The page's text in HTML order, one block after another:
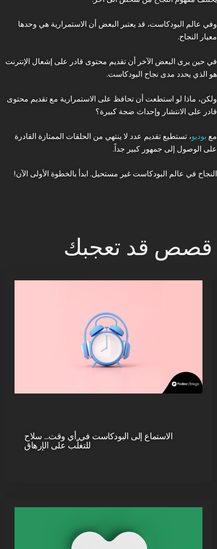
وفي عالم البودكاست، قد يعتبر البعض أن الاستمرارية هي وحدها
معيار النجاح.
في حين يرى البعض الآخر أن تقديم محتوى قادر على إشعال الإنترنت
هو الذي يحدد مدى نجاح البودكاست.
ولكن، ماذا لو استطعت أن تحافظ على الاستمرارية مع تقديم محتوى
قادر على الانتشار وإحداث ضجة كبيرة؟
مع بوديو، تستطيع تقديم عدد لا ينتهي من الحلقات الممتازة القادرة
على الوصول إلى جمهور كبير جداً.
النجاح في عالم البودكاست غير مستحيل. ابدأ بالخطوة الأولى الآن!
قصص قد تعجبك
الاستماع إلى البودكاست في أي وقت… سلاح
للتغلّب على الإرهاق